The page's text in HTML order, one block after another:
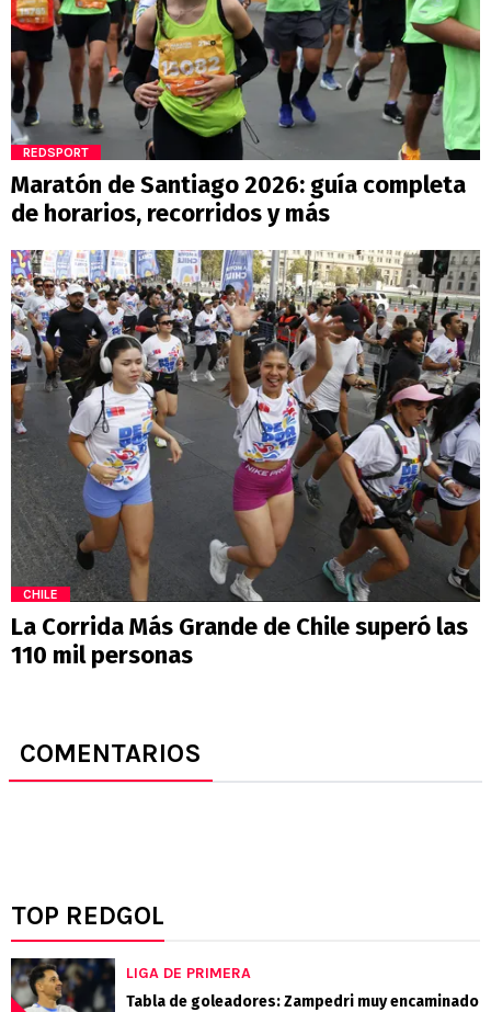
REDSPORT
Maratón de Santiago 2026: guía completa
de horarios, recorridos y más
CHILE
La Corrida Más Grande de Chile superó las
110 mil personas
COMENTARIOS
TOP REDGOL
LIGA DE PRIMERA
Tabla de goleadores: Zampedri muy encaminado